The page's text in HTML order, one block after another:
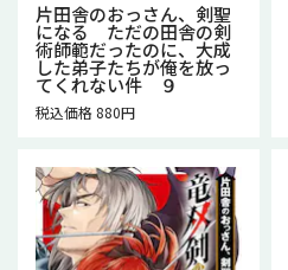
片田舎のおっさん、剣聖
になる ただの田舎の剣
術師範だったのに、大成
した弟子たちが俺を放っ
てくれない件 ９
税込価格 880円